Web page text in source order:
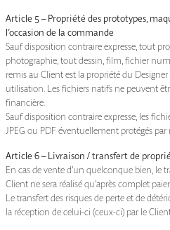
Article 5 – Propriété des prototypes,
l’occasion de la commande
Sauf disposition contraire expresse, tout
photographie, tout dessin, film, fichier
remis au Client est la propriété du
utilisation. Les fichiers natifs ne peuvent
financière.
Sauf disposition contraire expresse, les
JPEG ou PDF éventuellement protégés par
Article 6 – Livraison / transfert de
En cas de vente d’un quelconque bien, le
Client ne sera réalisé qu’après complet
Le transfert des risques de perte et de
la réception de celui-ci (ceux-ci) par le